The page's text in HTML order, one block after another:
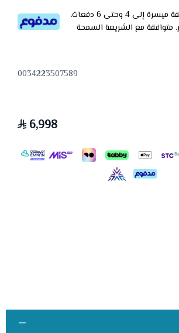
قسم دفعاتك بطريقة ميسرة إلى 4 وحتى 6 دفعات،
متوافقة مع الشريعة السمحة
0034223507589
6,998